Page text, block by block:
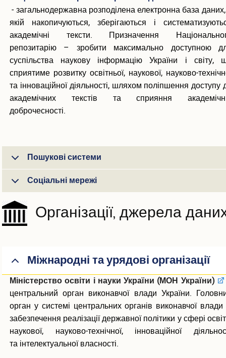
- загальнодержавна розподілена електронна база
якій накопичуються, зберігаються і
академічні тексти. Призначення
репозитарію – зробити максимально доступною
суспільства наукову інформацію України і світу,
сприятиме розвитку освітньої, наукової, науково-
та інноваційної діяльності, шляхом поліпшення доступу
академічних текстів та сприяння
доброчесності.
Пошукові системи
Соціальні мережі
Організації, джерела
Міжнародні та урядові організації
Міністерство освіти і науки України (МОН України)
центральний орган виконавчої влади України.
орган у системі центральних органів виконавчої влади
забезпечення реалізації державної політики у сфері
наукової, науково-технічної, інноваційної
та інтелектуальної власності.